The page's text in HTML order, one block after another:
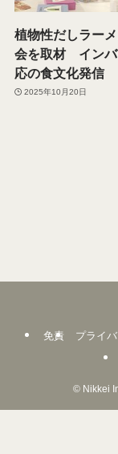
植物性だしラー
会を取材 インバ
応の食文化発信
2025年10月20日
免責 プライ
©Nikkei